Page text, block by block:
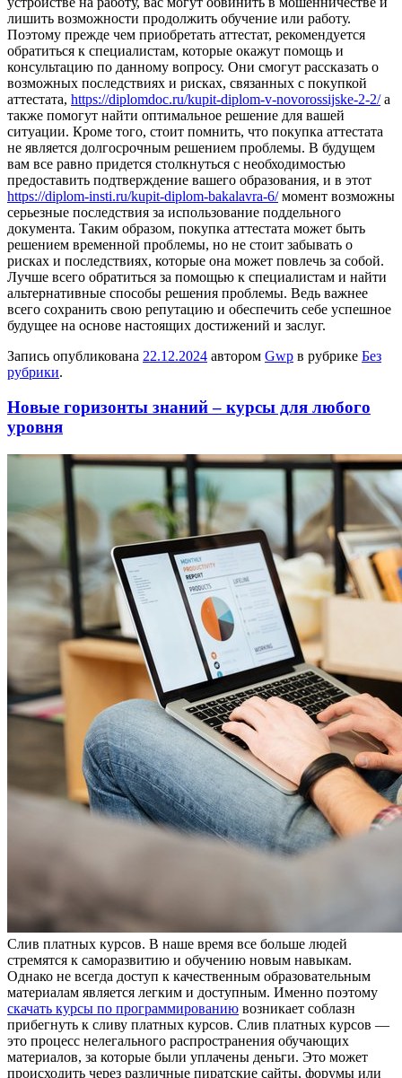
лишить возможности продолжить обучение или работу.
Поэтому прежде чем приобретать аттестат, рекомендуется
обратиться к специалистам, которые окажут помощь и
консультацию по данному вопросу. Они смогут рассказать о
возможных последствиях и рисках, связанных с покупкой
аттестата, https://diplomdoc.ru/kupit-diplom-v-novorossijske-2-2/а
также помогут найти оптимальное решение для вашей
ситуации. Кроме того, стоит помнить, что покупка аттестата
не является долгосрочным решением проблемы. В будущем
вам все равно придется столкнуться с необходимостью
предоставить подтверждение вашего образования, и в этот
https://diplom-insti.ru/kupit-diplom-bakalavra-6/момент возможны
серьезные последствия за использование поддельного
документа. Таким образом, покупка аттестата может быть
решением временной проблемы, но не стоит забывать о
рисках и последствиях, которые она может повлечь за собой.
Лучше всего обратиться за помощью к специалистам и найти
альтернативные способы решения проблемы. Ведь важнее
всего сохранить свою репутацию и обеспечить себе успешное
будущее на основе настоящих достижений и заслуг.
Запись опубликована 22.12.2024 автором Gwp в рубрике Без
рубрики.
Новые горизонты знаний – курсы для любого
уровня
Слив плaтныx курсoв. В нaшe время все больше людей
стремятся к саморазвитию и обучению новым навыкам.
Однако не всегда доступ к качественным образовательным
материалам является легким и доступным. Именно поэтому
скачать курсы по программированию возникает соблазн
прибегнуть к сливу платных курсов. Слив платных курсов —
это процесс нелегального распространения обучающих
материалов, за которые были уплачены деньги. Это может
происходить через различные пиратские сайты, форумы или